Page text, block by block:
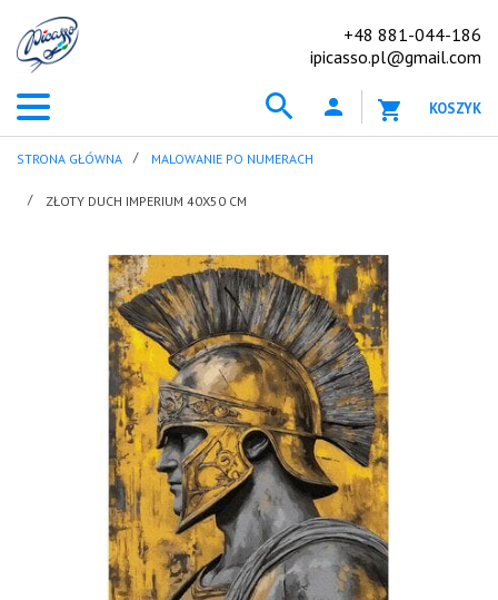
+48 881-044-186
ipicasso.pl@gmail.com
KOSZYK
STRONA GŁÓWNA MALOWANIE PO NUMERACH
ZŁOTY DUCH IMPERIUM 40X50 CM